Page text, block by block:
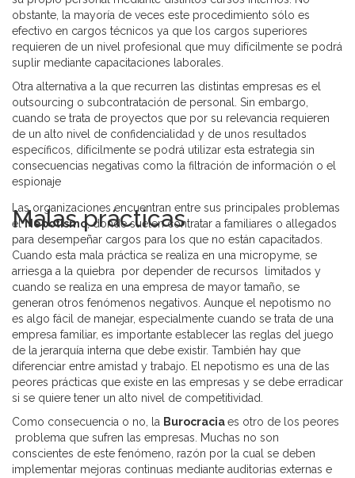
obstante, la mayoría de veces este procedimiento sólo es
efectivo en cargos técnicos ya que los cargos superiores
requieren de un nivel profesional que muy difícilmente se podrá
suplir mediante capacitaciones laborales.
Otra alternativa a la que recurren las distintas empresas es el
outsourcing o subcontratación de personal. Sin embargo,
cuando se trata de proyectos que por su relevancia requieren
de un alto nivel de confidencialidad y de unos resultados
específicos, difícilmente se podrá utilizar esta estrategia sin
consecuencias negativas como la filtración de información o el
espionaje
Malas prácticas
Las organizaciones encuentran entre sus principales problemas
elNepotismo, donde suelen contratar a familiares o allegados
para desempeñar cargos para los que no están capacitados.
Cuando esta mala práctica se realiza en una micropyme, se
arriesga a la quiebra por depender de recursos limitados y
cuando se realiza en una empresa de mayor tamaño, se
generan otros fenómenos negativos. Aunque el nepotismo no
es algo fácil de manejar, especialmente cuando se trata de una
empresa familiar, es importante establecer las reglas del juego
de la jerarquía interna que debe existir. También hay que
diferenciar entre amistad y trabajo. El nepotismo es una de las
peores prácticas que existe en las empresas y se debe erradicar
si se quiere tener un alto nivel de competitividad.
Como consecuencia o no, la Burocraciaes otro de los peores
problema que sufren las empresas. Muchas no son
conscientes de este fenómeno, razón por la cual se deben
implementar mejoras continuas mediante auditorias externas e